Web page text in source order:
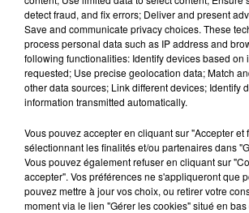
Un jeune étudiant
décédé dimanche soir
choc subi fin novembre
plaquage lors d’un
Publié : 8 janvier 2019 à 10h55 par
detect fraud, and fix errors; Deliver and present
Save and communicate privacy choices. These
process personal data such as IP address and
following functionalities: Identify devices based on
requested; Use precise geolocation data; Match
other data sources; Link different devices; Identify
information transmitted automatically.
Vous pouvez accepter en cliquant sur "Accepter et
sélectionnant les finalités et/ou partenaires dans
Vous pouvez également refuser en cliquant sur
accepter". Vos préférences ne s'appliqueront que
pouvez mettre à jour vos choix, ou retirer votre
moment via le lien "Gérer les cookies" situé en